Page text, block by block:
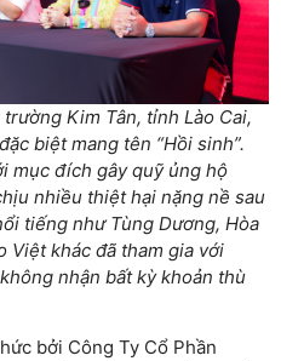
Kim Tân, tỉnh Lào Cai,
biệt mang tên “Hồi sinh”.
mục đích gây quỹ ủng hộ
nhiều thiệt hại nặng nề sau
tiếng như Tùng Dương, Hòa
Việt khác đã tham gia với
nhận bất kỳ khoản thù
bởi Công Ty Cổ Phần